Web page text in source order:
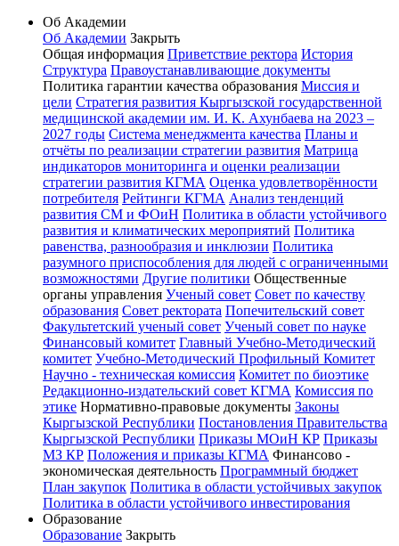
Об Академии
Об Академии Закрыть
Общая информация Приветствие ректора История
Структура Правоустанавливающие документы
Политика гарантии качества образования Миссия и
цели Стратегия развития Кыргызской государственной
медицинской академии им. И. К. Ахунбаева на 2023 –
2027 годы Система менеджмента качества Планы и
отчёты по реализации стратегии развития Матрица
индикаторов мониторинга и оценки реализации
стратегии развития КГМА Оценка удовлетворённости
потребителя Рейтинги КГМА Анализ тенденций
развития СМ и ФОиН Политика в области устойчивого
развития и климатических мероприятий Политика
равенства, разнообразия и инклюзии Политика
разумного приспособления для людей с ограниченными
возможностями Другие политики Общественные
органы управления Ученый совет Совет по качеству
образования Совет ректората Попечительский совет
Факультетский ученый совет Ученый совет по науке
Финансовый комитет Главный Учебно-Методический
комитет Учебно-Методический Профильный Комитет
Научно - техническая комиссия Комитет по биоэтике
Редакционно-издательский совет КГМА Комиссия по
этике Нормативно-правовые документы Законы
Кыргызской Республики Постановления Правительства
Кыргызской Республики Приказы МОиН КР Приказы
МЗ КР Положения и приказы КГМА Финансово -
экономическая деятельность Программный бюджет
План закупок Политика в области устойчивых закупок
Политика в области устойчивого инвестирования
Образование
Образование Закрыть